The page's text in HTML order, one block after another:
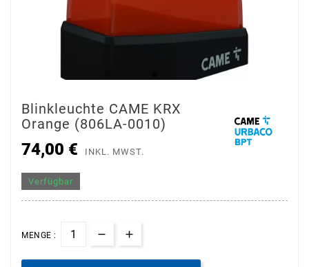
Blinkleuchte CAME KRX
Orange (806LA-0010)
74,00 € INKL. MWST.
Verfügbar
MENGE :